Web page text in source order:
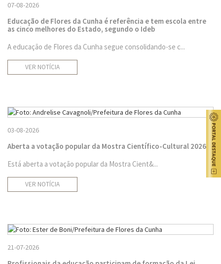
07-08-2026
Educação de Flores da Cunha é referência e tem escola entre
as cinco melhores do Estado, segundo o Ideb
A educação de Flores da Cunha segue consolidando-se c...
VER NOTÍCIA
03-08-2026
Aberta a votação popular da Mostra Científico-Cultural 2026
Está aberta a votação popular da Mostra Cient&...
VER NOTÍCIA
21-07-2026